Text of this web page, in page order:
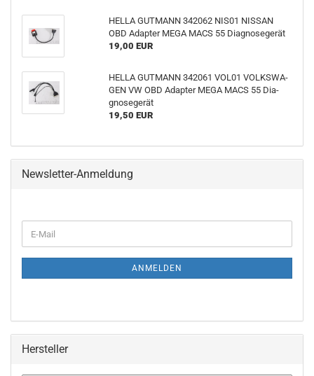
HELLA GUT­MANN 342062 NIS01 NIS­SAN
OBD Ad­ap­ter MEGA MACS 55 Dia­gno­se­ge­rät
19,00 EUR
HELLA GUT­MANN 342061 VOL01 VOLKS­WA­
GEN VW OBD Ad­ap­ter MEGA MACS 55 Dia­
gno­se­ge­rät
19,50 EUR
Newsletter-Anmeldung
ANMELDEN
Hersteller